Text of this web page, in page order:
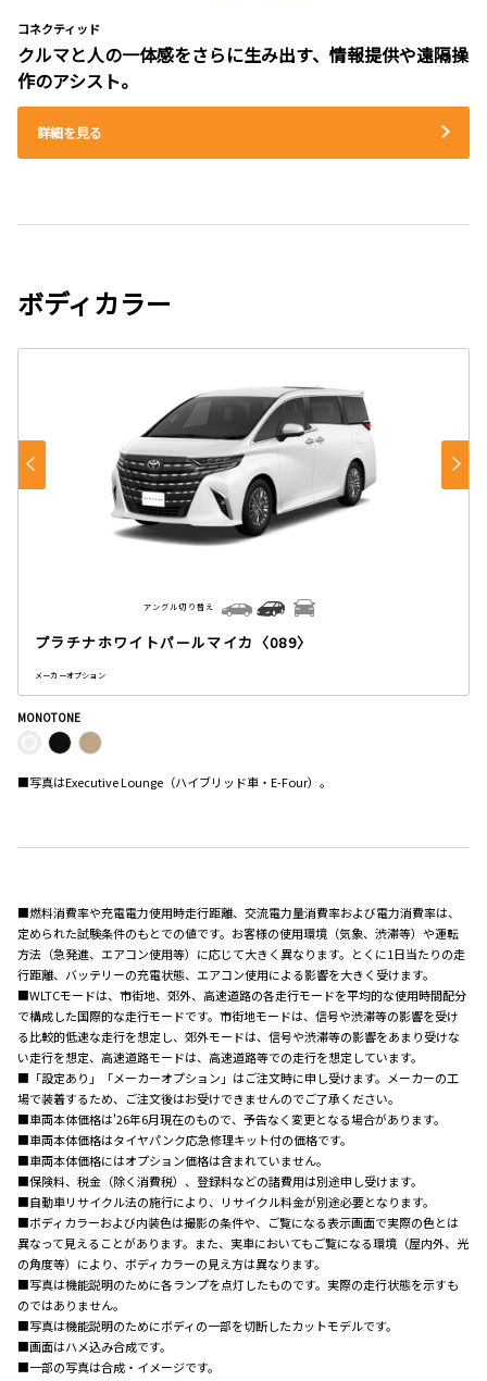
コネクティッド
クルマと人の一体感をさらに生み出す、情報提供や遠隔操
作のアシスト。
詳細を見る
ボディカラー
プラチナホワイトパールマイカ〈089〉
メーカーオプション
アングル切り替え
MONOTONE
■写真はExecutive Lounge（ハイブリッド車・E-Four）。
■燃料消費率や充電電力使用時走行距離、交流電力量消費率および電力消費率は、
定められた試験条件のもとでの値です。お客様の使用環境（気象、渋滞等）や運転
方法（急発進、エアコン使用等）に応じて大きく異なります。とくに1日当たりの走
行距離、バッテリーの充電状態、エアコン使用による影響を大きく受けます。
■WLTCモードは、市街地、郊外、高速道路の各走行モードを平均的な使用時間配分
で構成した国際的な走行モードです。市街地モードは、信号や渋滞等の影響を受け
る比較的低速な走行を想定し、郊外モードは、信号や渋滞等の影響をあまり受けな
い走行を想定、高速道路モードは、高速道路等での走行を想定しています。
■「設定あり」「メーカーオプション」はご注文時に申し受けます。メーカーの工
場で装着するため、ご注文後はお受けできませんのでご了承ください。
■車両本体価格は'26年6月現在のもので、予告なく変更となる場合があります。
■車両本体価格はタイヤパンク応急修理キット付の価格です。
■車両本体価格にはオプション価格は含まれていません。
■保険料、税金（除く消費税）、登録料などの諸費用は別途申し受けます。
■自動車リサイクル法の施行により、リサイクル料金が別途必要となります。
■ボディカラーおよび内装色は撮影の条件や、ご覧になる表示画面で実際の色とは
異なって見えることがあります。また、実車においてもご覧になる環境（屋内外、光
の角度等）により、ボディカラーの見え方は異なります。
■写真は機能説明のために各ランプを点灯したものです。実際の走行状態を示すも
のではありません。
■写真は機能説明のためにボディの一部を切断したカットモデルです。
■画面はハメ込み合成です。
■一部の写真は合成・イメージです。